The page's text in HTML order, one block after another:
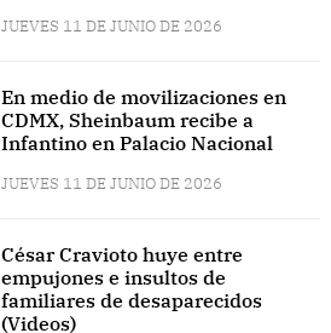
JUEVES 11 DE JUNIO DE 2026
En medio de movilizaciones en
CDMX, Sheinbaum recibe a
Infantino en Palacio Nacional
JUEVES 11 DE JUNIO DE 2026
César Cravioto huye entre
empujones e insultos de
familiares de desaparecidos
(Videos)